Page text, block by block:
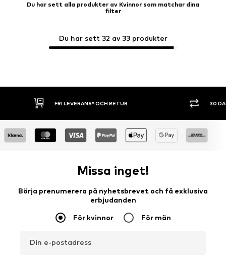
Du har sett 32 av 33 produkter
Du har sett alla produkter av Kvinnor som matchar dina
filter
30 DAGARS ÖPPET KÖP SHOPPA NU.
Missa inget!
Börja prenumerera på nyhetsbrevet och få exklusiva
erbjudanden
För kvinnor För män
Din e-postadress